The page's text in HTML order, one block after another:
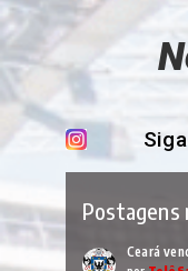
Postagens
Ceará